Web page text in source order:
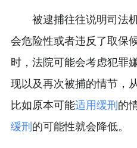
被逮捕往往说明司法
会危险性或者违反了取保
时，法院可能会考虑犯罪
现以及再次被捕的情节，
比如原本可能适用缓刑 的
缓刑 的可能性就会降低。